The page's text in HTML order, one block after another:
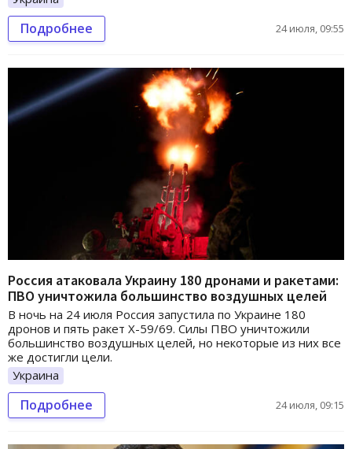
Подробнее 24 июля, 09:55
Россия атаковала Украину 180 дронами и ракетами:
ПВО уничтожила большинство воздушных целей
В ночь на 24 июля Россия запустила по Украине 180
дронов и пять ракет Х-59/69. Силы ПВО уничтожили
большинство воздушных целей, но некоторые из них все
же достигли цели.
Украина
Подробнее 24 июля, 09:15